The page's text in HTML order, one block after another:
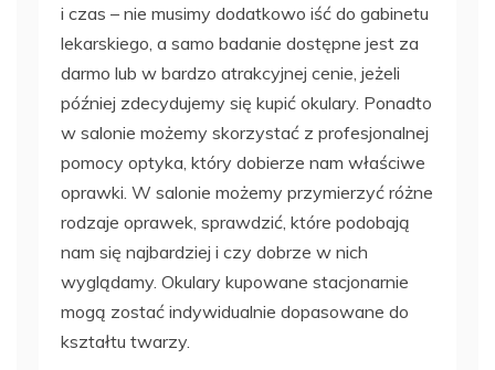
i czas – nie musimy dodatkowo iść do gabinetu
lekarskiego, a samo badanie dostępne jest za
darmo lub w bardzo atrakcyjnej cenie, jeżeli
później zdecydujemy się kupić okulary. Ponadto
w salonie możemy skorzystać z profesjonalnej
pomocy optyka, który dobierze nam właściwe
oprawki. W salonie możemy przymierzyć różne
rodzaje oprawek, sprawdzić, które podobają
nam się najbardziej i czy dobrze w nich
wyglądamy. Okulary kupowane stacjonarnie
mogą zostać indywidualnie dopasowane do
kształtu twarzy.